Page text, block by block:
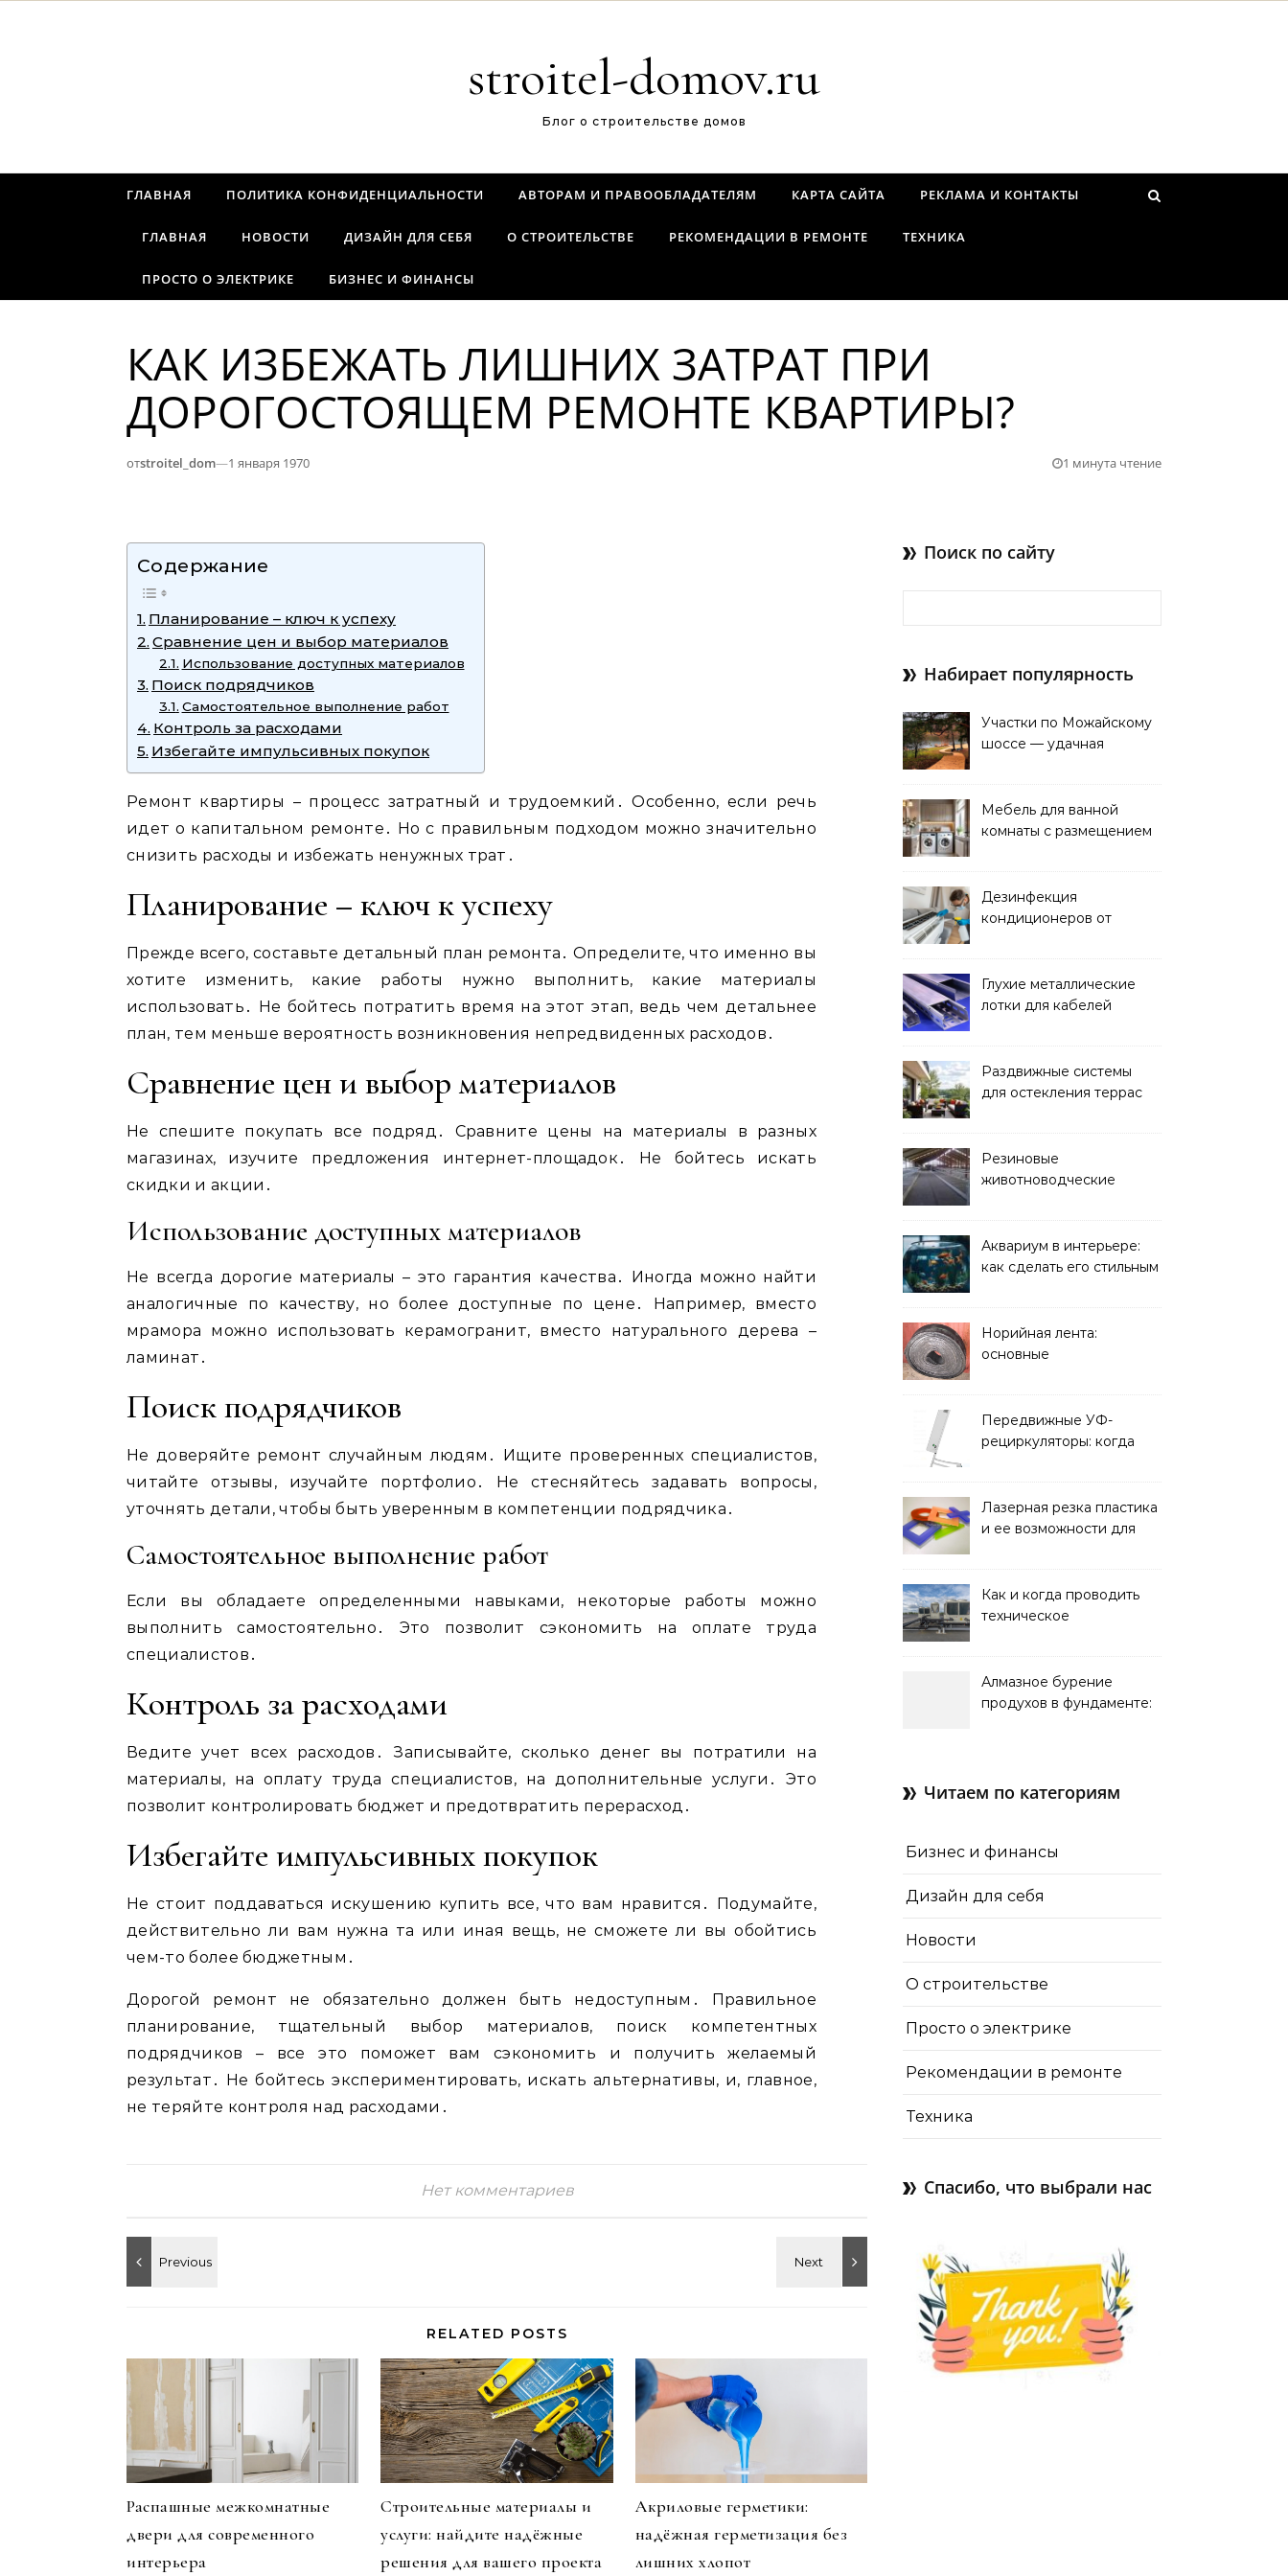
stroitel-domov.ru
Блог о строительстве домов
ГЛАВНАЯ ПОЛИТИКА КОНФИДЕНЦИАЛЬНОСТИ АВТОРАМ И ПРАВООБЛАДАТЕЛЯМ КАРТА САЙТА РЕКЛАМА И КОНТАКТЫ
ГЛАВНАЯ НОВОСТИ ДИЗАЙН ДЛЯ СЕБЯ О СТРОИТЕЛЬСТВЕ РЕКОМЕНДАЦИИ В РЕМОНТЕ ТЕХНИКА
ПРОСТО О ЭЛЕКТРИКЕ БИЗНЕС И ФИНАНСЫ
КАК ИЗБЕЖАТЬ ЛИШНИХ ЗАТРАТ ПРИ
ДОРОГОСТОЯЩЕМ РЕМОНТЕ КВАРТИРЫ?
отstroitel_dom—1 января 1970 1 минута чтение
Содержание
Планирование – ключ к успеху
Сравнение цен и выбор материалов
Использование доступных материалов
Поиск подрядчиков
Самостоятельное выполнение работ
Контроль за расходами
Избегайте импульсивных покупок
Ремонт квартиры – процесс затратный и трудоемкий․ Особенно, если речь
идет о капитальном ремонте․ Но с правильным подходом можно значительно
снизить расходы и избежать ненужных трат․
Планирование – ключ к успеху
Прежде всего, составьте детальный план ремонта․ Определите, что именно вы
хотите изменить, какие работы нужно выполнить, какие материалы
использовать․ Не бойтесь потратить время на этот этап, ведь чем детальнее
план, тем меньше вероятность возникновения непредвиденных расходов․
Сравнение цен и выбор материалов
Не спешите покупать все подряд․ Сравните цены на материалы в разных
магазинах, изучите предложения интернет-площадок․ Не бойтесь искать
скидки и акции․
Использование доступных материалов
Не всегда дорогие материалы – это гарантия качества․ Иногда можно найти
аналогичные по качеству, но более доступные по цене․ Например, вместо
мрамора можно использовать керамогранит, вместо натурального дерева –
ламинат․
Поиск подрядчиков
Не доверяйте ремонт случайным людям․ Ищите проверенных специалистов,
читайте отзывы, изучайте портфолио․ Не стесняйтесь задавать вопросы,
уточнять детали, чтобы быть уверенным в компетенции подрядчика․
Самостоятельное выполнение работ
Если вы обладаете определенными навыками, некоторые работы можно
выполнить самостоятельно․ Это позволит сэкономить на оплате труда
специалистов․
Контроль за расходами
Ведите учет всех расходов․ Записывайте, сколько денег вы потратили на
материалы, на оплату труда специалистов, на дополнительные услуги․ Это
позволит контролировать бюджет и предотвратить перерасход․
Избегайте импульсивных покупок
Не стоит поддаваться искушению купить все, что вам нравится․ Подумайте,
действительно ли вам нужна та или иная вещь, не сможете ли вы обойтись
чем-то более бюджетным․
Дорогой ремонт не обязательно должен быть недоступным․ Правильное
планирование, тщательный выбор материалов, поиск компетентных
подрядчиков – все это поможет вам сэкономить и получить желаемый
результат․ Не бойтесь экспериментировать, искать альтернативы, и, главное,
не теряйте контроля над расходами․
Нет комментариев
RELATED POSTS
Распашные межкомнатные
двери для современного
интерьера
Строительные материалы и
услуги: найдите надёжные
решения для вашего проекта
Акриловые герметики:
надёжная герметизация без
лишних хлопот
Поиск по сайту
Набирает популярность
Участки по Можайскому
шоссе — удачная
Мебель для ванной
комнаты с размещением
Дезинфекция
кондиционеров от
Глухие металлические
лотки для кабелей
Раздвижные системы
для остекления террас
Резиновые
животноводческие
решать
Аквариум в интерьере:
как сделать его стильным
Норийная лента:
основные
и советы по выбору
Передвижные УФ-
рециркуляторы: когда
Лазерная резка пластика
и ее возможности для
Как и когда проводить
техническое
Алмазное бурение
продухов в фундаменте:
Читаем по категориям
Бизнес и финансы
Дизайн для себя
Новости
О строительстве
Просто о электрике
Рекомендации в ремонте
Техника
Спасибо, что выбрали нас